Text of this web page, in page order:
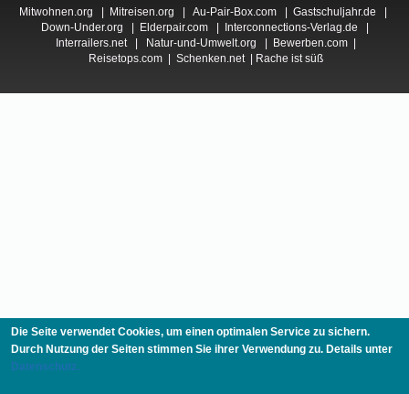
Mitwohnen.org | Mitreisen.org | Au-Pair-Box.com | Gastschuljahr.de |
Down-Under.org | Elderpair.com| Interconnections-Verlag.de |
Interrailers.net | Natur-und-Umwelt.org | Bewerben.com |
Reisetops.com | Schenken.net | Rache ist süß
Die Seite verwendet Cookies, um einen optimalen Service zu sichern.
Durch Nutzung der Seiten stimmen Sie ihrer Verwendung zu. Details unter
Datenschutz.